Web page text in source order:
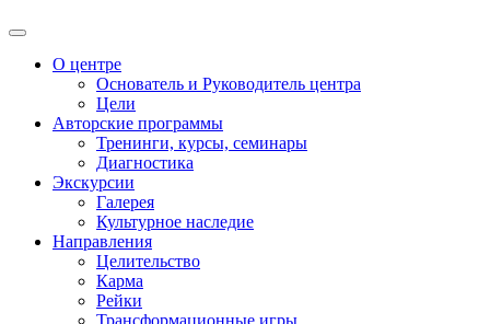
О центре
Основатель и Руководитель центра
Цели
Авторские программы
Тренинги, курсы, семинары
Диагностика
Экскурсии
Галерея
Культурное наследие
Направления
Целительство
Карма
Рейки
Трансформационные игры